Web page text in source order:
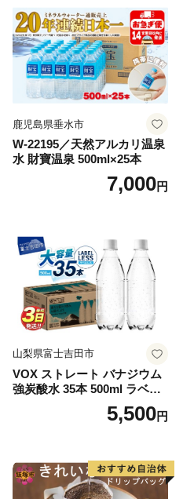
鹿児島県垂水市
W-22195／天然アルカリ温泉
水 財寶温泉 500ml×25本
7,000円
山梨県富士吉田市
VOX ストレート バナジウム
強炭酸水 35本 500ml ラベル
レス【富士吉田市限定カート
5,500円